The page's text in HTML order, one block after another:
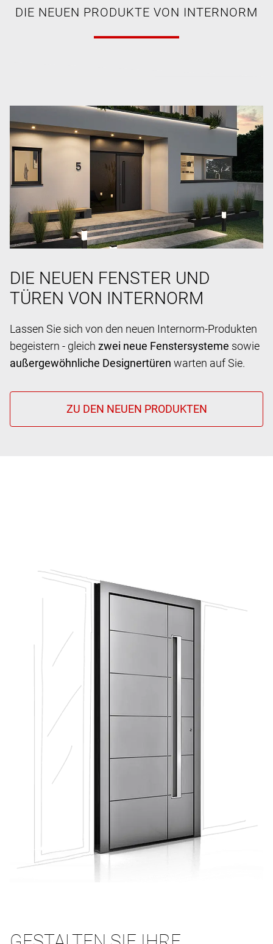
DIE NEUEN PRODUKTE VON INTERNORM
DIE NEUEN FENSTER UND
TÜREN VON INTERNORM
Lassen Sie sich von den neuen Internorm-Produkten
begeistern - gleich zwei neue Fenstersysteme sowie
außergewöhnliche Designertüren warten auf Sie.